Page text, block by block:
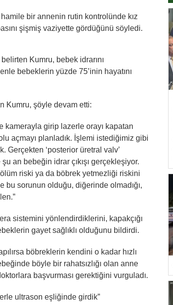
bir annenin rutin kontrolünde kız
şişmiş vaziyette gördüğünü söyledi.
Kumru, bebek idrarını
bebeklerin yüzde 75’inin hayatını
Kumru, şöyle devam etti:
kamerayla girip lazerle orayı kapatan
açmayı planladık. İşlemi istediğimiz gibi
Gerçekten ‘posterior üretral valv’
an bebeğin idrar çıkışı gerçekleşiyor.
ölüm riski ya da böbrek yetmezliği riskini
bu sorunun olduğu, diğerinde olmadığı,
sistemini yönlendirdiklerini, kapakçığı
gayet sağlıklı olduğunu bildirdi.
böbreklerin kendini o kadar hızlı
böyle bir rahatsızlığı olan anne
başvurması gerektiğini vurguladı.
ultrason eşliğinde girdik”